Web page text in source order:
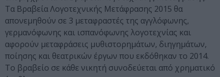
Τα Βραβεία Λογοτεχνικής Μετάφρασης 2015 θα
απονεμηθούν σε 3 μεταφραστές της αγγλόφωνης,
γερμανόφωνης και ισπανόφωνης λογοτεχνίας και
αφορούν μεταφράσεις μυθιστορημάτων, διηγημάτων,
ποίησης και θεατρικών έργων που εκδόθηκαν το 2014.
Το βραβείο σε κάθε νικητή συνοδεύεται από χρηματικό